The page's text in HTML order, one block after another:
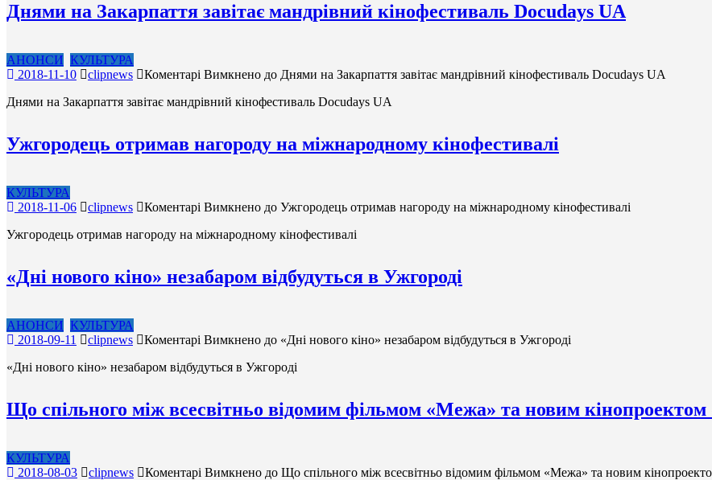
Днями на Закарпаття завітає мандрівний кінофестиваль Docudays UA
АНОНСИ КУЛЬТУРА
2018-11-10
clipnews Коментарі Вимкнено до Днями на Закарпаття завітає мандрівний кінофестиваль Docudays UA
Днями на Закарпаття завітає мандрівний кінофестиваль Docudays UA
Ужгородець отримав нагороду на міжнародному кінофестивалі
КУЛЬТУРА
2018-11-06
clipnews Коментарі Вимкнено до Ужгородець отримав нагороду на міжнародному кінофестивалі
Ужгородець отримав нагороду на міжнародному кінофестивалі
«Дні нового кіно» незабаром відбудуться в Ужгороді
АНОНСИ КУЛЬТУРА
2018-09-11
clipnews Коментарі Вимкнено до «Дні нового кіно» незабаром відбудуться в Ужгороді
«Дні нового кіно» незабаром відбудуться в Ужгороді
Що спільного між всесвітньо відомим фільмом «Межа» та новим кінопроектом
КУЛЬТУРА
2018-08-03
clipnews Коментарі Вимкнено до Що спільного між всесвітньо відомим фільмом «Межа» та новим